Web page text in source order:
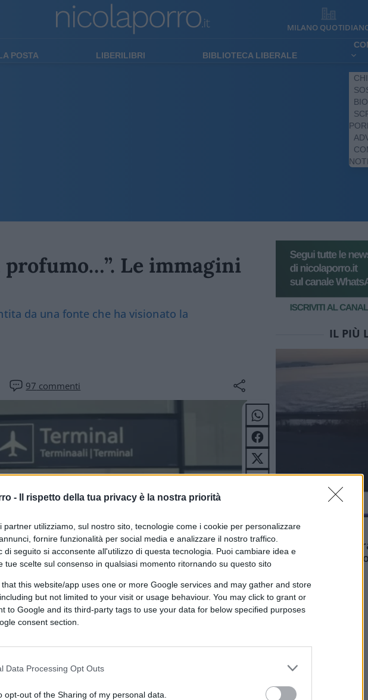
- Il rispetto della tua privacy è la nostra priorità
partner utilizziamo, sul nostro sito, tecnologie come i cookie per personalizzare
fornire funzionalità per social media e analizzare il nostro traffico.
di seguito si acconsente all'utilizzo di questa tecnologia. Puoi cambiare idea e
tue scelte sul consenso in qualsiasi momento ritornando su questo sito
that this website/app uses one or more Google services and may gather and store
but not limited to your visit or usage behaviour. You may click to grant or
to Google and its third-party tags to use your data for below specified purposes
consent section.
Data Processing Opt Outs
opt-out of the Sharing of my personal data.
MILANO
POSTA LIBERILIBRI BIBLIOTECA LIBERALE
BIO
Le immagini
da una fonte che ha visionato la
97 commenti
IL PIÙ
ESTERI
Meloni aveva
Ceuta